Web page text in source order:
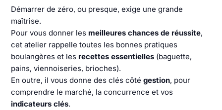
Démarrer de zéro, ou presque, exige une grande
maîtrise.
Pour vous donner les meilleures chances de réussite,
cet atelier rappelle toutes les bonnes pratiques
boulangères et les recettes essentielles (baguette,
pains, viennoiseries, brioches).
En outre, il vous donne des clés côtégestion, pour
comprendre le marché, la concurrence et vos
indicateurs clés.